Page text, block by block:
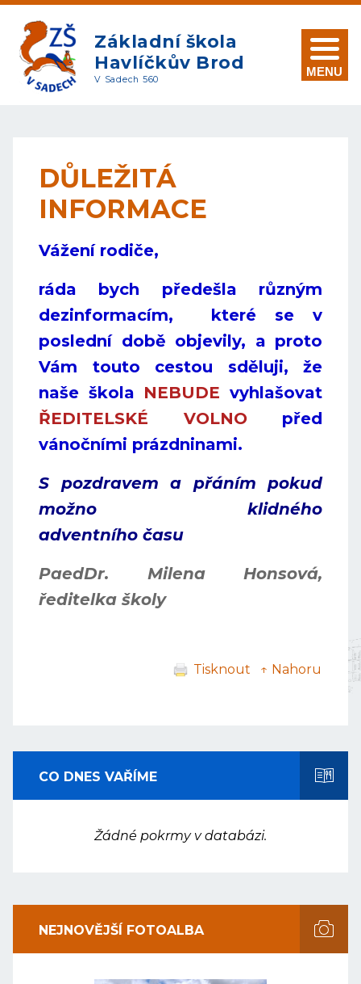
Základní škola
Havlíčkův Brod
V Sadech 560
MENU
DŮLEŽITÁ
INFORMACE
Vážení rodiče,
ráda bych předešla různým
dezinformacím, které se v
poslední době objevily, a proto
Vám touto cestou sděluji, že
naše škola NEBUDE vyhlašovat
ŘEDITELSKÉ VOLNOpřed
vánočními prázdninami.
S pozdravem a přáním pokud
možno klidného
adventního času
PaedDr. Milena Honsová,
ředitelka školy
Tisknout ↑ Nahoru
CO DNES VAŘÍME
Žádné pokrmy v databázi.
NEJNOVĚJŠÍ FOTOALBA